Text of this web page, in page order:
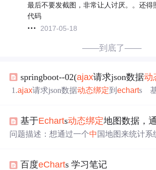
最后不要发截图，非常让人讨厌。。还得
代码
2017-05-18
——到底了——
springboot--02(ajax请求json数据动
1.ajax请求json数据动态绑定到echarts 基于上一篇博客
面 注意js的引入路径 &lt;!DOCTYPE html&gt; &lt;html lan
g="en"&gt; &lt;head&gt; &lt;meta ...
基于Echarts动态绑定地图数据，
问题描述：想通过一个中 国地图来统计系
入js: <script type="text/javascript" src="../js/
百度eCharts 学习笔记